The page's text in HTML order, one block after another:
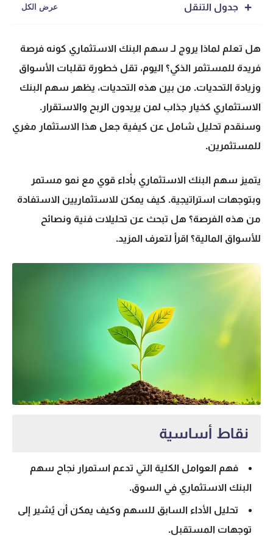
جدول التنقل
هل تعلم لماذا يروج لـ سهم البنك الاستثماري كونه فرصة
فريدة للمستثمر الذكي؟ اليوم، تقل خطورة تقلبات الأسواق
وزيادة التحديات. من بين هذه التحديات، يظهر سهم البنك
الاستثماري كخيار جذاب لمن يريدون الربح والاستقرار.
وسنقدم تحليل شامل عن كيفية جعل هذا الاستثمار مغري
للمستثمرين.
يتميز سهم البنك الاستثماري بأداء قوي مع نمو مستمر
وبتوجهات استراتيجية. كيف يمكن للاستثماريين الاستفادة
من هذه الفرصة؟ هل تبحث عن تحليلات فنية ونصائح
للأسواق المالية؟ اقرأ لتعرف المزيد.
نقاط أساسية
فهم العوامل الكلية التي تدعم استمرار نجاح سهم
البنك الاستثماري في السوق.
تحليل الأداء السابق للسهم وكيف يمكن أن يُشير إلى
توجهات المستقبل.